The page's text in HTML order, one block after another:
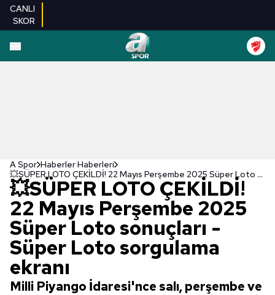
CANLI
SKOR
A Spor Haberler Haberleri
💥SÜPER LOTO ÇEKİLDİ! 22 Mayıs Perşembe 2025 Süper Loto sonuçları - Süper Loto sorgulama ekranı
💥SÜPER LOTO ÇEKİLDİ!
22 Mayıs Perşembe 2025
Süper Loto sonuçları -
Süper Loto sorgulama
ekranı
Milli Piyango İdaresi'nce salı, perşembe ve